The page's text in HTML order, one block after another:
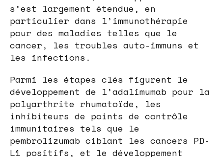
s’est largement étendue, en
particulier dans l’immunothérapie
pour des maladies telles que le
cancer, les troubles auto-immuns et
les infections.
Parmi les étapes clés figurent le
développement de l’adalimumab pour la
polyarthrite rhumatoïde, les
inhibiteurs de points de contrôle
immunitaires tels que le
pembrolizumab ciblant les cancers PD-
L1 positifs, et le développement